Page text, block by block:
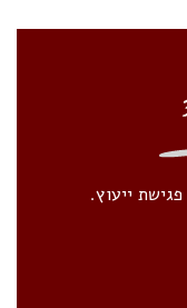
ייעוץ.